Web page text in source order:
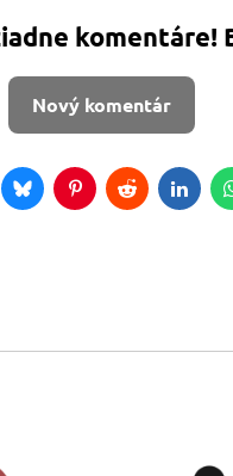
komentáre!
Nový komentár
BlueskyPinterestReddit